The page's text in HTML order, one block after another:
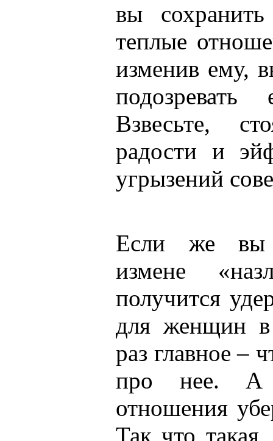
вы
теплые
изменив ему,
Взвесьте,
радости и
угрызений
Если же вы
измене
получится
для женщин в
раз главное –
про нее. А
отношения
Так что